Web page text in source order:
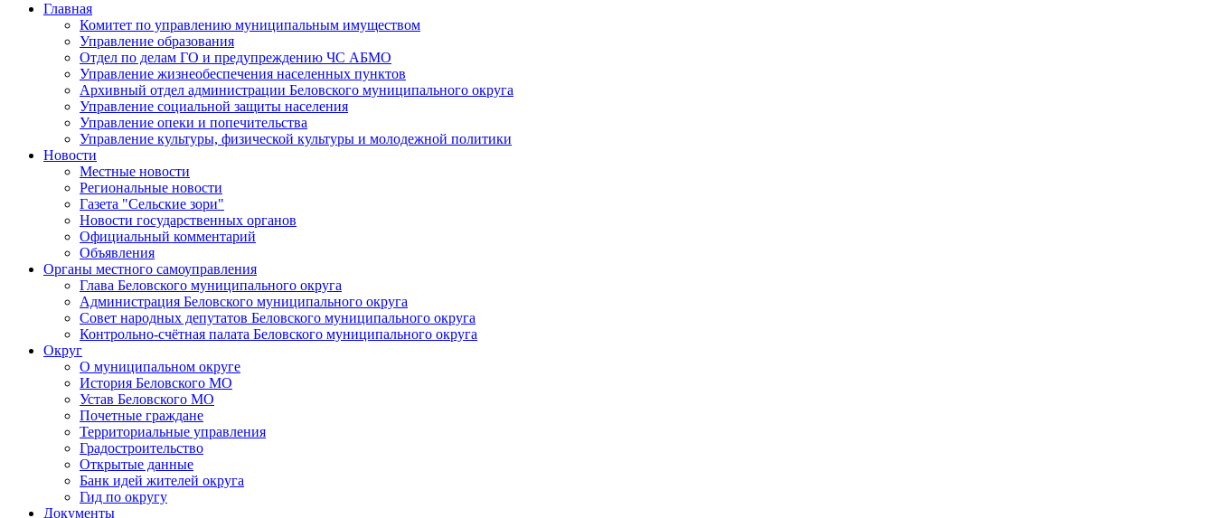
Главная
Комитет по управлению муниципальным имуществом
Управление образования
Отдел по делам ГО и предупреждению ЧС АБМО
Управление жизнеобеспечения населенных пунктов
Архивный отдел администрации Беловского муниципального округа
Управление социальной защиты населения
Управление опеки и попечительства
Управление культуры, физической культуры и молодежной политики
Новости
Местные новости
Региональные новости
Газета "Сельские зори"
Новости государственных органов
Официальный комментарий
Объявления
Органы местного самоуправления
Глава Беловского муниципального округа
Администрация Беловского муниципального округа
Совет народных депутатов Беловского муниципального округа
Контрольно-счётная палата Беловского муниципального округа
Округ
О муниципальном округе
История Беловского МО
Устав Беловского МО
Почетные граждане
Территориальные управления
Градостроительство
Открытые данные
Банк идей жителей округа
Гид по округу
Документы